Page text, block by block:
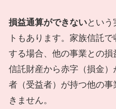
損益通算ができないという
トもあります。家族信託
する場合、他の事業との損
信託財産から赤字（損金
者（受益者）が持つ他の
きません。